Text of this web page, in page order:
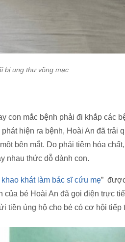
bị ung thư võng mạc
con mắc bệnh phải đi khắp các
hiện ra bệnh, Hoài An đã trải
bên mắt. Do phải tiêm hóa
nhau thức dỗ dành con.
khát làm bác sĩ cứu mẹ”
bé Hoài An đã gọi điện trực
tiền ủng hộ cho bé có cơ hội